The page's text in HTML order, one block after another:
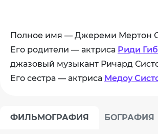
Полное имя — Джереми Мертон
Его родители — актриса Риди
джазовый музыкант Ричард
Его сестра — актриса Медоу
ФИЛЬМОГРАФИЯ БОГРАФИЯ